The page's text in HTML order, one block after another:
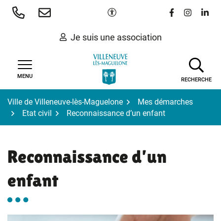
Aller
Paramètres d'accessibilité
Lien vers le
Lien vers
Lien
Je suis une association
MENU
RECHERCHE
Ville de Villeneuve-lès-Maguelone
Mes démarches
Etat civil
Reconnaissance d’un enfant
Reconnaissance d’un
enfant